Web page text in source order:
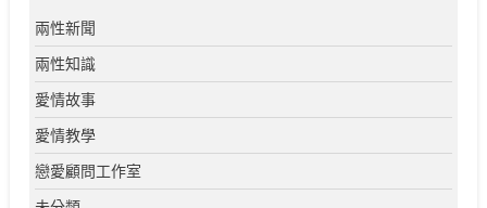
兩性新聞
兩性知識
愛情故事
愛情教學
戀愛顧問工作室